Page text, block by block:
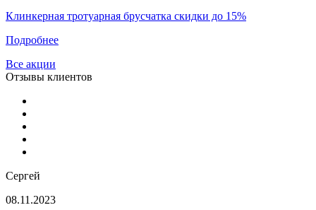
Клинкерная тротуарная брусчатка скидки до 15%
Подробнее
Все акции
Отзывы клиентов
Сергей
08.11.2023